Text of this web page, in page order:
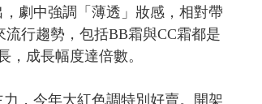
劇中強調「薄透」妝感，相對帶
行趨勢，包括BB霜與CC霜都是
，成長幅度達倍數。
，今年大紅色調特別好賣。開架